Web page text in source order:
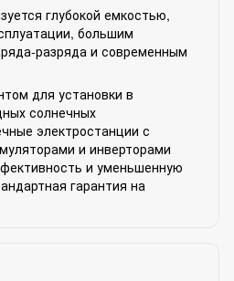
глубокой емкостью,
большим
разряда и современным
для установки в
солнечных
электростанции с
и инверторами
и уменьшенную
гарантия на